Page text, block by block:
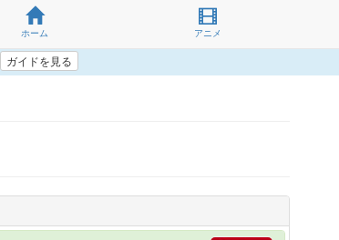
ホーム アニメ
ガイドを見る